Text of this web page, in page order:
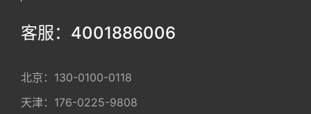
CONTACT
六翼信息技术有限公司